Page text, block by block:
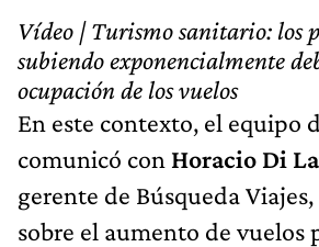
Vídeo | Turismo sanitario: los
subiendo exponencialmente
ocupación de los vuelos
En este contexto, el equipo
comunicó con Horacio Di
gerente de Búsqueda
sobre el aumento de vuelos